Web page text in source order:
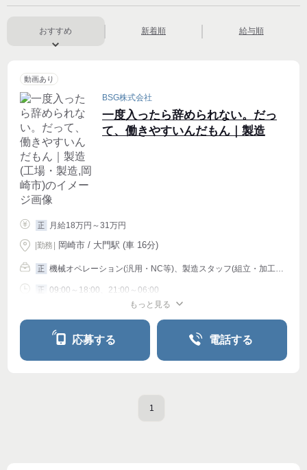
おすすめ 新着順 給与順
動画あり
BSG株式会社
一度入ったら辞められない。だっ
て、働きやすいんだもん｜製造
正 月給18万円～31万円
|勤務 岡崎市 / 大門駅 (車 16分)
正 機械オペレーション(汎用・NC等)、製造スタッフ(組立・加工等)、仕分け・シール貼り
正 09:00～18:00、21:00～06:00
もっと見る
応募する 電話する
1